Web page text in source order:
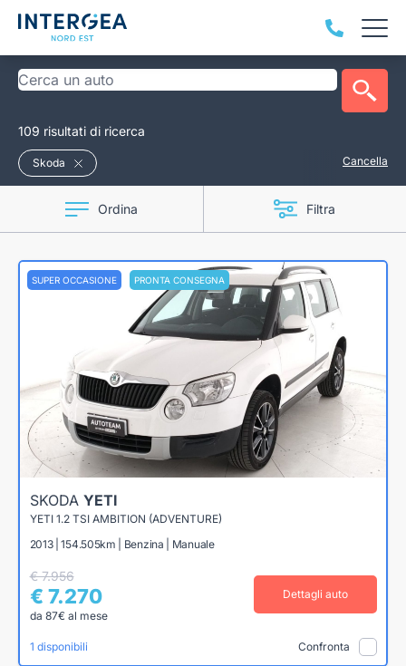
109 risultati di ricerca
Skoda Cancella
Ordina Filtra
SUPER OCCASIONE PRONTA CONSEGNA
SKODA YETI
YETI 1.2 TSI AMBITION (ADVENTURE)
2013 | 154.505km | Benzina | Manuale
€ 7.956
€ 7.270
da 87€ al mese
Dettagli auto
1 disponibili Confronta